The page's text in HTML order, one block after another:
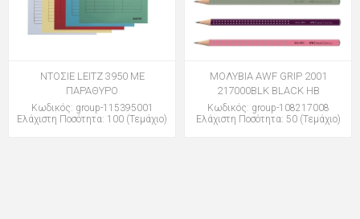
ΝΤΟΣΙΕ LEITZ 3950 ΜΕ
ΠΑΡΑΘΥΡΟ
Κωδικός: group-115395001
Ελάχιστη Ποσότητα: 100 (Τεμάχιο)
ΜΟΛΥΒΙΑ AWF GRIP 2001
217000BLK BLACK HB
Κωδικός: group-108217008
Ελάχιστη Ποσότητα: 50 (Τεμάχιο)